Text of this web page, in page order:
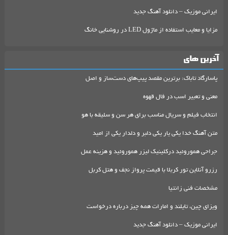
ایرانی موزیک – دانلود آهنگ جدید
مزایا و معایب استفاده از ماژول LED در روشنایی خانگ
آخرین های
پاسارگاد تاباک: برترین مقصد پیپ‌های دست‌ساز و اصل
معنی و تعبیر اسب در فال قهوه
انتخاب فیلم و سریال مناسب برای هر سن و سلیقه با هو
متن آهنگ خدا یکی یار یکی دلبر و دلدار یکی از امید
جراحی هموروئید درکلینیک لیزر هموروئید و هزینه عمل
رزرو آنلاین تور کربلا با قیمت پرواز نجف و هتل کربل
مشخصات فنی زانتیا
ویزای چین، تایلند و امارات همه چیز درباره درخواست
ایرانی موزیک – دانلود آهنگ جدید